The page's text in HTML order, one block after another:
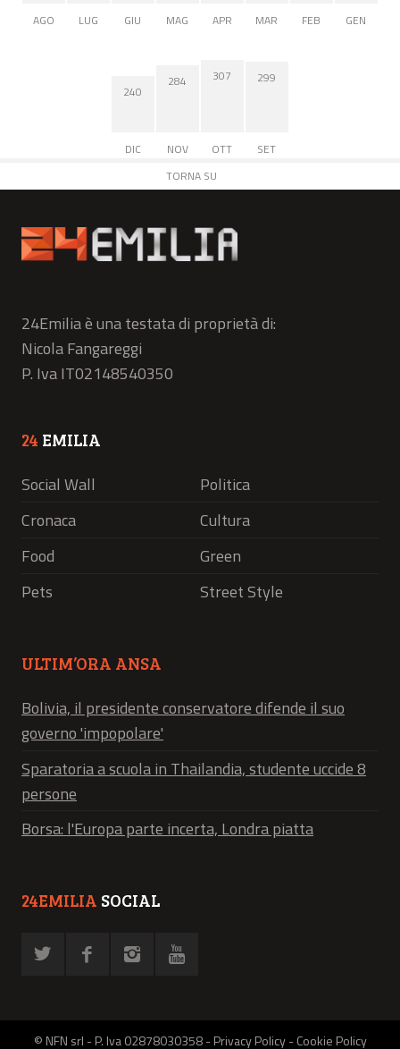
AGO
LUG GIU MAG APR MAR FEB GEN
240
DIC
284
NOV
307
OTT
299
SET
TORNA SU
24Emilia è una testata di proprietà di:
Nicola Fangareggi
P. Iva IT02148540350
24 EMILIA
Social Wall
Politica
Cronaca
Cultura
Food
Green
Pets
Street Style
ULTIM’ORA ANSA
Bolivia, il presidente conservatore difende il suo
governo 'impopolare'
Sparatoria a scuola in Thailandia, studente uccide 8
persone
Borsa: l'Europa parte incerta, Londra piatta
24EMILIA SOCIAL
© NFN srl - P. Iva 02878030358 -Privacy Policy-Cookie Policy